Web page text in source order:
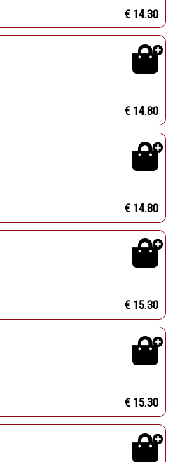
€ 14.30
€ 14.80
€ 14.80
€ 15.30
€ 15.30